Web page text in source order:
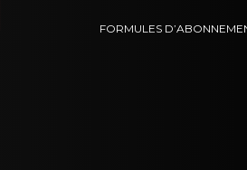
FORMULES